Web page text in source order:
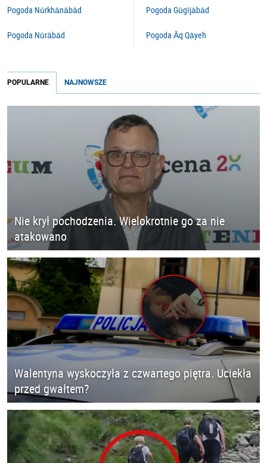
Pogoda Nūrkhānābād
Pogoda Nūrābād
Pogoda Gūgījābād
Pogoda Āq Qāyeh
POPULARNE NAJNOWSZE
Nie krył pochodzenia. Wielokrotnie go za nie
atakowano
Walentyna wyskoczyła z czwartego piętra. Uciekła
przed gwałtem?